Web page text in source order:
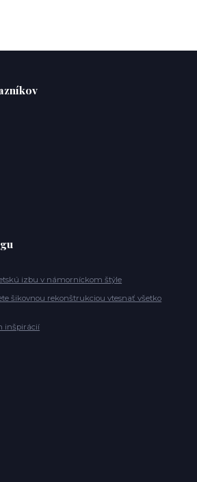
izbu v námorníckom štýle
šikovnou rekonštrukciou vtesnať všetko
inšpirácií